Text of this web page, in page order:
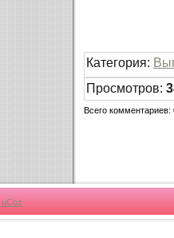
Категория:
Просмотров:
Всего комментариев:
uCoz